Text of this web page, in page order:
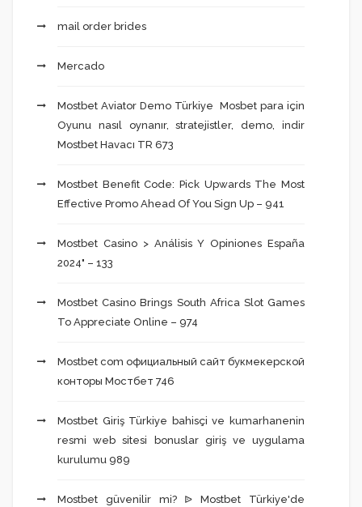
mail order brides
Mercado
Mostbet Aviator Demo Türkiye ️ Mosbet para için
Oyunu nasıl oynanır, stratejistler, demo, indir
Mostbet Havacı TR 673
Mostbet Benefit Code: Pick Upwards The Most
Effective Promo Ahead Of You Sign Up – 941
Mostbet Casino > Análisis Y Opiniones España
2024" – 133
Mostbet Casino Brings South Africa Slot Games
To Appreciate Online – 974
Mostbet com официальный сайт букмекерской
конторы Мостбет 746
Mostbet Giriş Türkiye bahisçi ve kumarhanenin
resmi web sitesi bonuslar giriş ve uygulama
kurulumu 989
Mostbet güvenilir mi? ᐉ Mostbet Türkiye'de